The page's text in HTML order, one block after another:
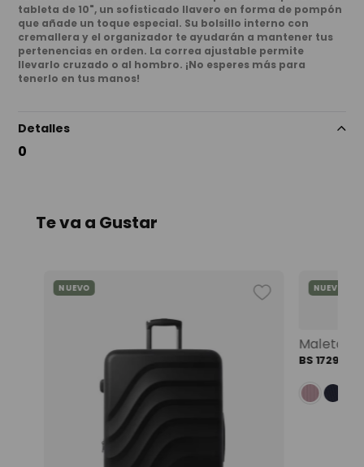
tableta de 10", un sofisticado llavero en forma de pompón
que añade un toque especial. Su bolsillo interno con
cremallera y el organizador te ayudarán a mantener tus
pertenencias en orden. La correa ajustable permite
llevarlo cruzado o al hombro. ¡No esperes más para
tenerlo en tus manos!
Detalles
0
Te va a Gustar
NUEVO NUEVO
BS 1729